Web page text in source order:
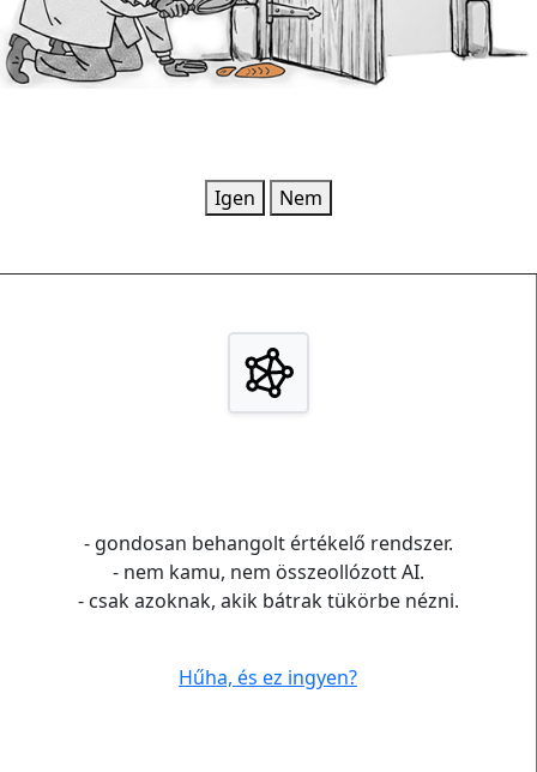
Igen Nem
- gondosan behangolt értékelő rendszer.
- nem kamu, nem összeollózott AI.
- csak azoknak, akik bátrak tükörbe nézni.
Hűha, és ez ingyen?